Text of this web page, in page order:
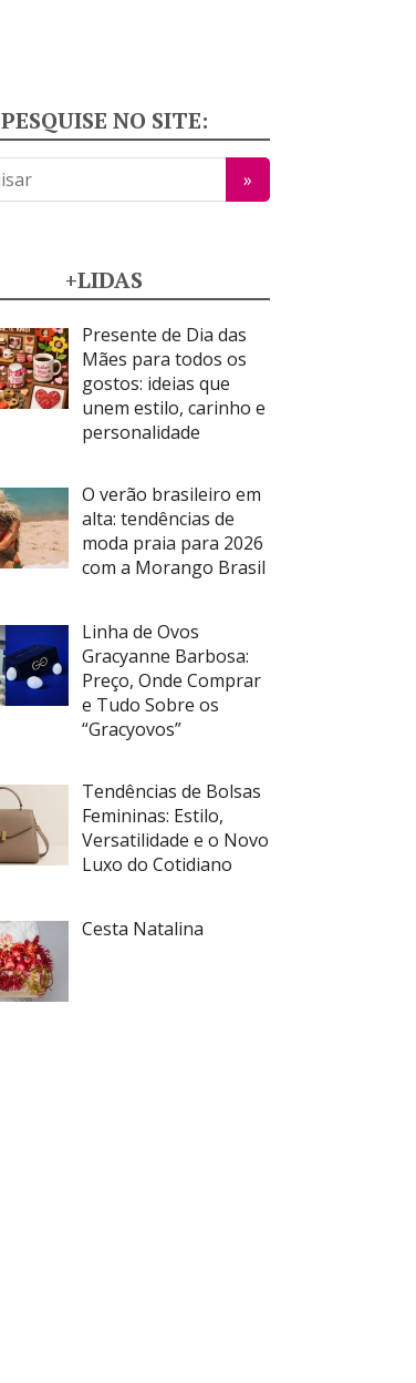
PESQUISE NO SITE:
+LIDAS
Presente de Dia das
Mães para todos os
gostos: ideias que
unem estilo, carinho e
personalidade
O verão brasileiro em
alta: tendências de
moda praia para 2026
com a Morango Brasil
Linha de Ovos
Gracyanne Barbosa:
Preço, Onde Comprar
e Tudo Sobre os
“Gracyovos”
Tendências de Bolsas
Femininas: Estilo,
Versatilidade e o Novo
Luxo do Cotidiano
Cesta Natalina